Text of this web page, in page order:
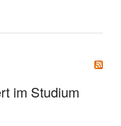
im Studium